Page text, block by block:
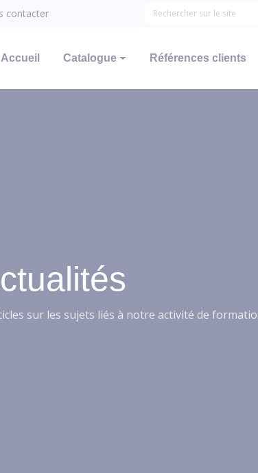
contacter
Accueil Catalogue Références clients
sur les sujets liés à notre activité de